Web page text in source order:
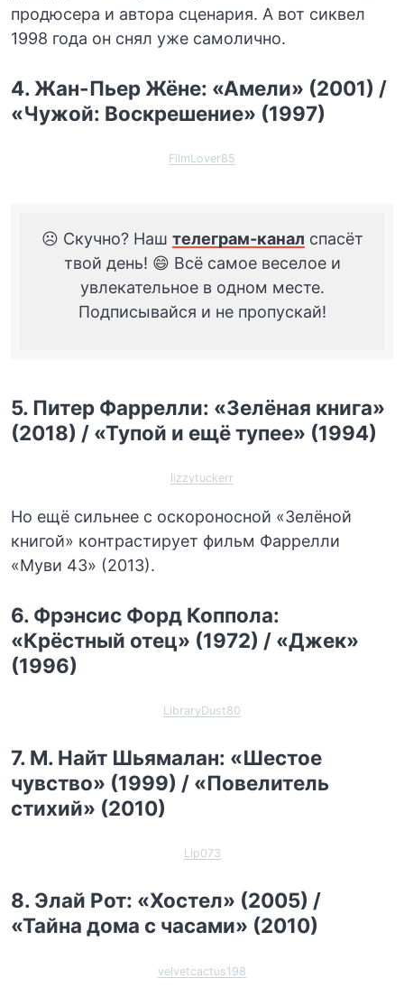
продюсера и автора сценария. А вот сиквел
1998 года он снял уже самолично.
4. Жан-Пьер Жёне: «Амели» (2001) /
«Чужой: Воскрешение» (1997)
FilmLover85
☹️ Скучно? Наш телеграм-канал спасёт
твой день! 😄 Всё самое веселое и
увлекательное в одном месте.
Подписывайся и не пропускай!
5. Питер Фаррелли: «Зелёная книга»
(2018) / «Тупой и ещё тупее» (1994)
lizzytuckerr
Но ещё сильнее с оскороносной «Зелёной
книгой» контрастирует фильм Фаррелли
«Муви 43» (2013).
6. Фрэнсис Форд Коппола:
«Крёстный отец» (1972) / «Джек»
(1996)
LibraryDust80
7. М. Найт Шьямалан: «Шестое
чувство» (1999) / «Повелитель
стихий» (2010)
Lip073
8. Элай Рот: «Хостел» (2005) /
«Тайна дома с часами» (2010)
velvetcactus198